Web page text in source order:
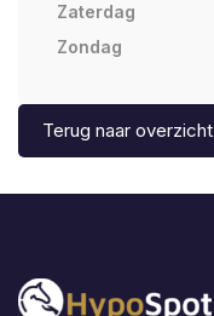
Zaterdag
Zondag
Terug naar overzicht